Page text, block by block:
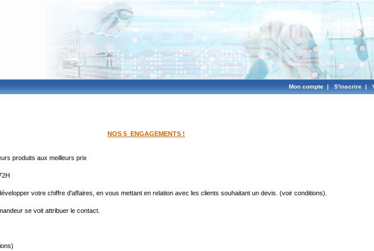
Mon compte | S'inscrire |
NOS 5 ENGAGEMENTS !
produits aux meilleurs prix
votre chiffre d'affaires, en vous mettant en relation avec les clients souhaitant un devis. (voir conditions).
se voit attribuer le contact.